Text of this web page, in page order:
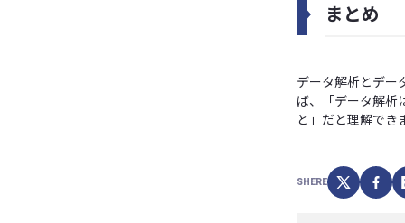
まとめ
データ解析とデー
ば、「データ解析
と」だと理解でき
SHERE